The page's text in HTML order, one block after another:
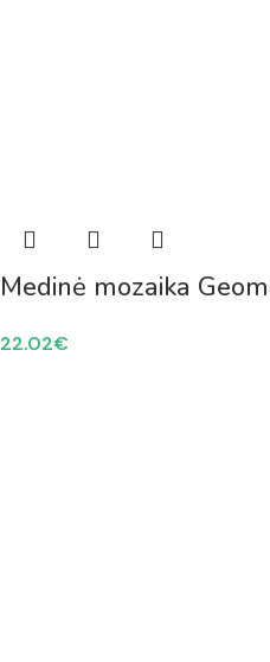
Medinė mozaika
22.02€